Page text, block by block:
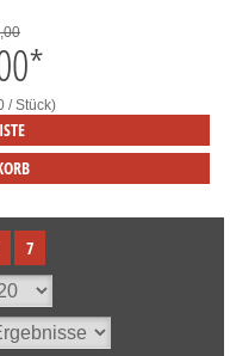
*
/ Stück)
7